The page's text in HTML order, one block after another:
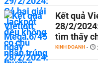
Kết quả
28/2/
tìm thấy
KINH DOANH -